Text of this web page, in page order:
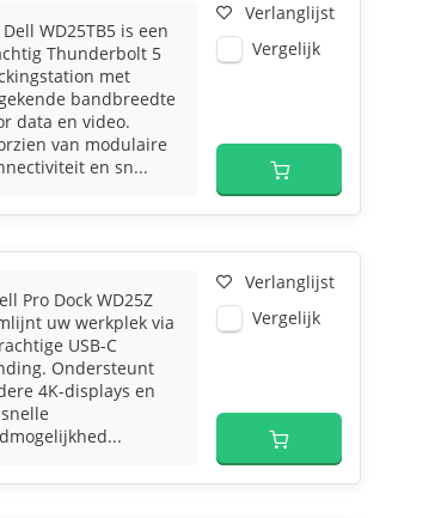
Dell WD25TB5 is een
Thunderbolt 5
met
bandbreedte
data en video.
van modulaire
en sn...
Verlanglijst
Vergelijk
Pro Dock WD25Z
uw werkplek via
USB-C
Ondersteunt
4K-displays en
Verlanglijst
Vergelijk